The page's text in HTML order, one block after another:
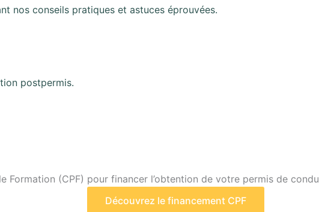
nos conseils pratiques et astuces éprouvées.
postpermis.
Formation (CPF) pour financer l’obtention de votre permis de
Découvrez le financement CPF